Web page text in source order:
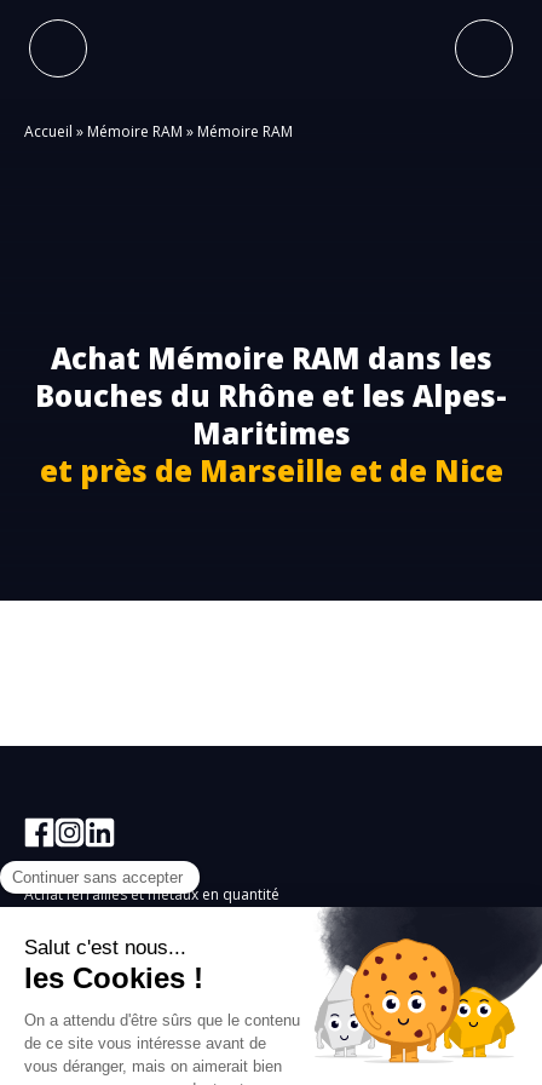
Accueil » Mémoire RAM » Mémoire RAM
Achat Mémoire RAM dans les
Bouches du Rhône et les Alpes-
Maritimes
et près de Marseille et de Nice
Achat ferrailles et métaux en quantité
Comptoirs d’achat
Rejoignez la team
F.A.Q.